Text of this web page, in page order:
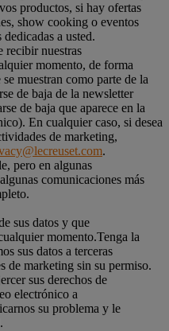
productos, si hay ofertas
show cooking o eventos
a usted.
recibir nuestras
momento, de forma
muestran como parte de la
de baja de la newsletter
de baja que aparece en la
En cualquier caso, si desea
de marketing,
.
pero en algunas
comunicaciones más
sus datos y que
momento.Tenga la
sus datos a terceras
de marketing sin su permiso.
sus derechos de
electrónico a
su problema y le